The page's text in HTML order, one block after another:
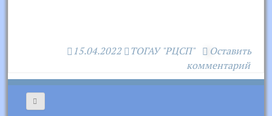
15.04.2022 ТОГАУ "РЦСП"
Оставить
комментарий